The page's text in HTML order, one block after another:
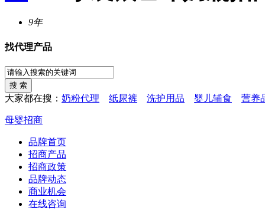
9年
找代理产品
大家都在搜： 奶粉代理 纸尿裤 洗护用品 婴儿辅食 营养
母婴招商
品牌首页
招商产品
招商政策
品牌动态
商业机会
在线咨询